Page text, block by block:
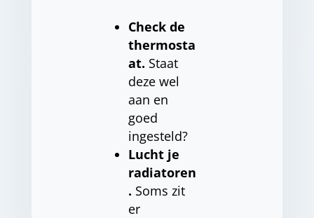
Check de
thermosta
at. Staat
deze wel
aan en
goed
ingesteld?
Lucht je
radiatoren
. Soms zit
er